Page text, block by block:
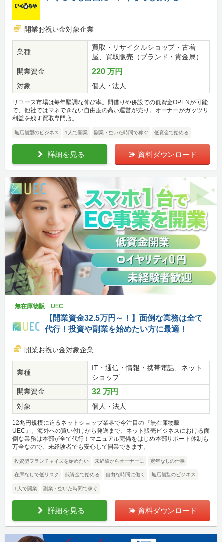
開業お祝い金対象企業
業種
買取・リサイクルショップ・古着
屋、買取販売（ブランド・貴金属）
開業資金
220 万円
対象 個人・法人
リユース市場は毎年堅調な伸び率。間借りや併設での低資金OPENが可能
で、他社ではマネできない自由度の高い運営が売り。オーナーがガッツリ
利益を残す買取専門店。
無店舗型のビジネス 1人で開業 副業・空いた時間で稼ぐ 低資金で始める
詳細を見る 資料ダウンロード
無在庫物販 UEC
【開業資金32.5万円～！】面倒な業務は全て
代行！投資や副業を始めたい方に最適！
開業お祝い金対象企業
業種
IT・通信・情報・携帯電話、ネット
ショップ
開業資金
32 万円
対象 個人・法人
12兆円規模に迫るネットショップ業界で今注目の『無在庫物販
UEC』。海外への買い付けから発送まで、ネット販売ビジネスにおける面
倒な業務は本部が全て代行！マニュアル完備をはじめ本部サポート体制も
万全なので、未経験者でも安心して開業できます。
投資型フランチャイズを始めたい 未経験からオーナーに 定年なしの仕事
在庫なしで低リスク 低資金で始める 自由な時間に働く 無店舗型のビジネス
1人で開業 副業・空いた時間で稼ぐ
詳細を見る 資料ダウンロード